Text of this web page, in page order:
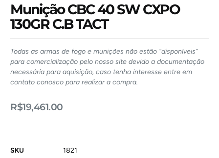
Munição CBC 40 SW CXPO
130GR C.B TACT
Todas as armas de fogo e munições não estão “disponíveis”
para comercialização pelo nosso site devido a documentação
necessária para aquisição, caso tenha interesse entre em
contato conosco para realizar a compra.
R$19,461.00
SKU
1821